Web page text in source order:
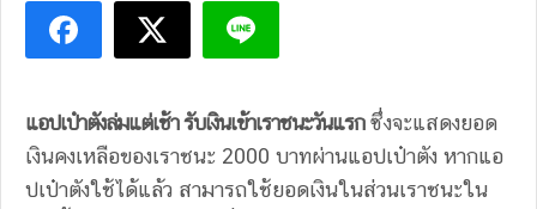
แอปเป๋าตังล่มแต่เช้า รับเงินเข้าเราชนะวันแรกซึ่งจะแสดงยอด
เงินคงเหลือของเราชนะ 2000 บาทผ่านแอปเป๋าตัง หากแอ
ปเป๋าตังใช้ได้แล้ว สามารถใช้ยอดเงินในส่วนเราชนะใน